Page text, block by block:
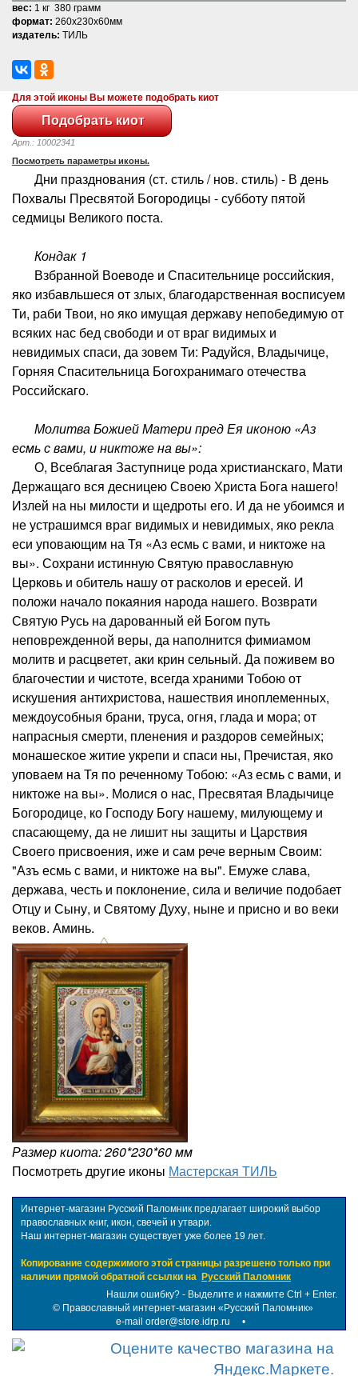
вес: 1 кг 380 грамм
формат: 260x230x60мм
издатель: ТИЛЬ
Для этой иконы Вы можете подобрать киот
Арт.: 10002341
Посмотреть параметры иконы.
Дни празднования (ст. стиль / нов. стиль) - В день
Похвалы Пресвятой Богородицы - субботу пятой
седмицы Великого поста.
Кондак 1
Взбранной Воеводе и Спасительнице российския,
яко избавльшеся от злых, благодарственная восписуем
Ти, раби Твои, но яко имущая державу непобедимую от
всяких нас бед свободи и от враг видимых и
невидимых спаси, да зовем Ти: Радуйся, Владычице,
Горняя Спасительница Богохранимаго отечества
Российскаго.
Молитва Божией Матери пред Ея иконою «Аз
есмь с вами, и никтоже на вы»:
О, Всеблагая Заступнице рода христианскаго, Мати
Держащаго вся десницею Своею Христа Бога нашего!
Излей на ны милости и щедроты его. И да не убоимся и
не устрашимся враг видимых и невидимых, яко рекла
еси уповающим на Тя «Аз есмь с вами, и никтоже на
вы». Сохрани истинную Святую православную
Церковь и обитель нашу от расколов и ересей. И
положи начало покаяния народа нашего. Возврати
Святую Русь на дарованный ей Богом путь
неповрежденной веры, да наполнится фимиамом
молитв и расцветет, аки крин сельный. Да поживем во
благочестии и чистоте, всегда храними Тобою от
искушения антихристова, нашествия иноплеменных,
междоусобныя брани, труса, огня, глада и мора; от
напрасныя смерти, пленения и раздоров семейных;
монашеское житие укрепи и спаси ны, Пречистая, яко
уповаем на Тя по реченному Тобою: «Аз есмь с вами, и
никтоже на вы». Молися о нас, Пресвятая Владычице
Богородице, ко Господу Богу нашему, милующему и
спасающему, да не лишит ны защиты и Царствия
Своего присвоения, иже и сам рече верным Своим:
"Азъ есмь с вами, и никтоже на вы". Емуже слава,
держава, честь и поклонение, сила и величие подобает
Отцу и Сыну, и Святому Духу, ныне и присно и во веки
веков. Аминь.
Размер киота: 260*230*60 мм
Посмотреть другие иконы Мастерская ТИЛЬ
Интернет-магазин Русский Паломник предлагает широкий выбор
православных книг, икон, свечей и утвари.
Наш интернет-магазин существует уже более 19 лет.
Копирование содержимого этой страницы разрешено только при
наличии прямой обратной ссылки на Русский Паломник
Нашли ошибку? - Выделите и нажмите Ctrl + Enter.
© Православный интернет-магазин «Русский Паломник»
e-mail order@store.idrp.ru •